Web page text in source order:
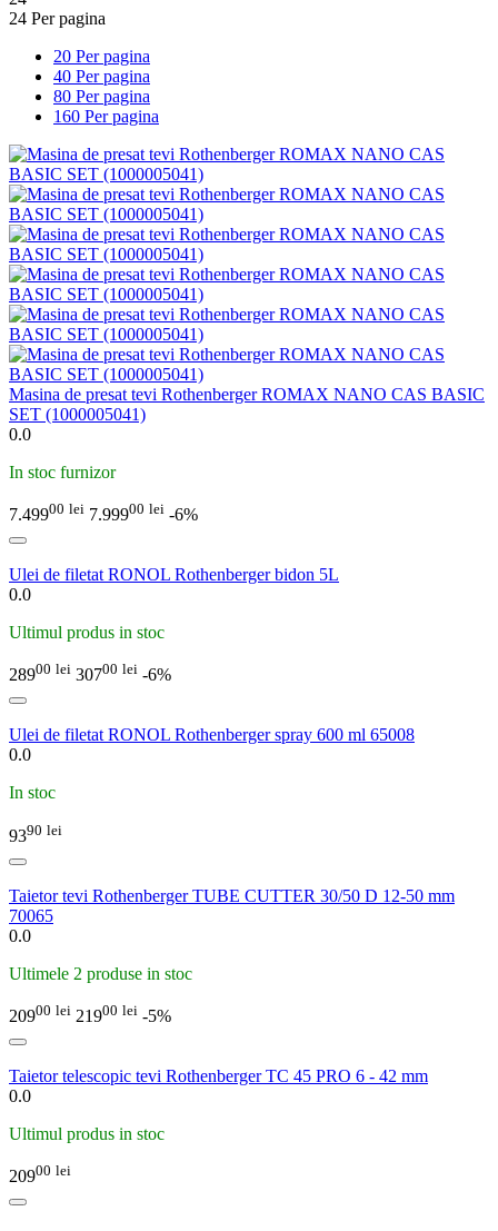
24 Per pagina
20 Per pagina
40 Per pagina
80 Per pagina
160 Per pagina
Masina de presat tevi Rothenberger ROMAX NANO CAS BASIC
SET (1000005041)
0.0
In stoc furnizor
7.49900 lei 7.99900 lei -6%
Ulei de filetat RONOL Rothenberger bidon 5L
0.0
Ultimul produs in stoc
28900 lei 30700 lei -6%
Ulei de filetat RONOL Rothenberger spray 600 ml 65008
0.0
In stoc
9390 lei
Taietor tevi Rothenberger TUBE CUTTER 30/50 D 12-50 mm
70065
0.0
Ultimele 2 produse in stoc
20900 lei 21900 lei -5%
Taietor telescopic tevi Rothenberger TC 45 PRO 6 - 42 mm
0.0
Ultimul produs in stoc
20900 lei